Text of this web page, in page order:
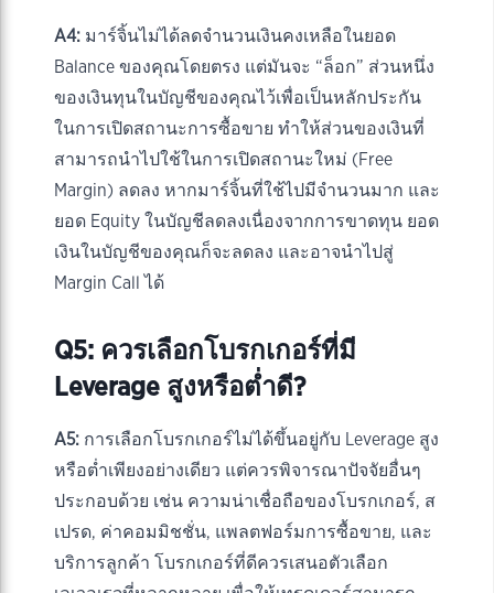
A4: มาร์จิ้นไม่ได้ลดจำนวนเงินคงเหลือในยอด
Balance ของคุณโดยตรง แต่มันจะ “ล็อก” ส่วนหนึ่ง
ของเงินทุนในบัญชีของคุณไว้เพื่อเป็นหลักประกัน
ในการเปิดสถานะการซื้อขาย ทำให้ส่วนของเงินที่
สามารถนำไปใช้ในการเปิดสถานะใหม่ (Free
Margin) ลดลง หากมาร์จิ้นที่ใช้ไปมีจำนวนมาก และ
ยอด Equity ในบัญชีลดลงเนื่องจากการขาดทุน ยอด
เงินในบัญชีของคุณก็จะลดลง และอาจนำไปสู่
Margin Call ได้
Q5: ควรเลือกโบรกเกอร์ที่มี
Leverage สูงหรือต่ำดี?
A5: การเลือกโบรกเกอร์ไม่ได้ขึ้นอยู่กับ Leverage สูง
หรือต่ำเพียงอย่างเดียว แต่ควรพิจารณาปัจจัยอื่นๆ
ประกอบด้วย เช่น ความน่าเชื่อถือของโบรกเกอร์, ส
เปรด, ค่าคอมมิชชั่น, แพลตฟอร์มการซื้อขาย, และ
บริการลูกค้า โบรกเกอร์ที่ดีควรเสนอตัวเลือก